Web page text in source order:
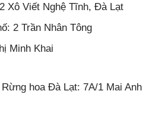
Xô Viết Nghệ Tĩnh, Đà Lạt
2 Trần Nhân Tông
Minh Khai
hoa Đà Lạt: 7A/1 Mai Anh